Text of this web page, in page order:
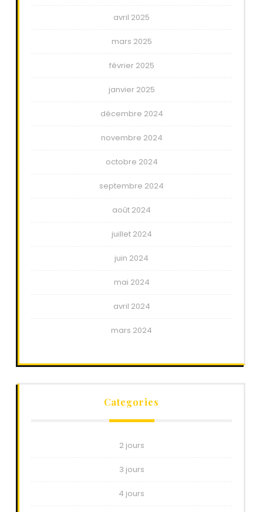
avril 2025
mars 2025
février 2025
janvier 2025
décembre 2024
novembre 2024
octobre 2024
septembre 2024
août 2024
juillet 2024
juin 2024
mai 2024
avril 2024
mars 2024
Categories
2 jours
3 jours
4 jours